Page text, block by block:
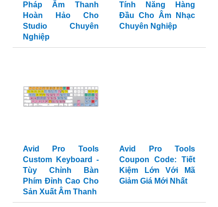
Pháp Âm Thanh
Hoàn Hảo Cho
Studio Chuyên
Nghiệp
Tính Năng Hàng
Đầu Cho Âm Nhạc
Chuyên Nghiệp
Avid Pro Tools
Custom Keyboard -
Tùy Chỉnh Bàn
Phím Đỉnh Cao Cho
Sản Xuất Âm Thanh
Avid Pro Tools
Coupon Code: Tiết
Kiệm Lớn Với Mã
Giảm Giá Mới Nhất